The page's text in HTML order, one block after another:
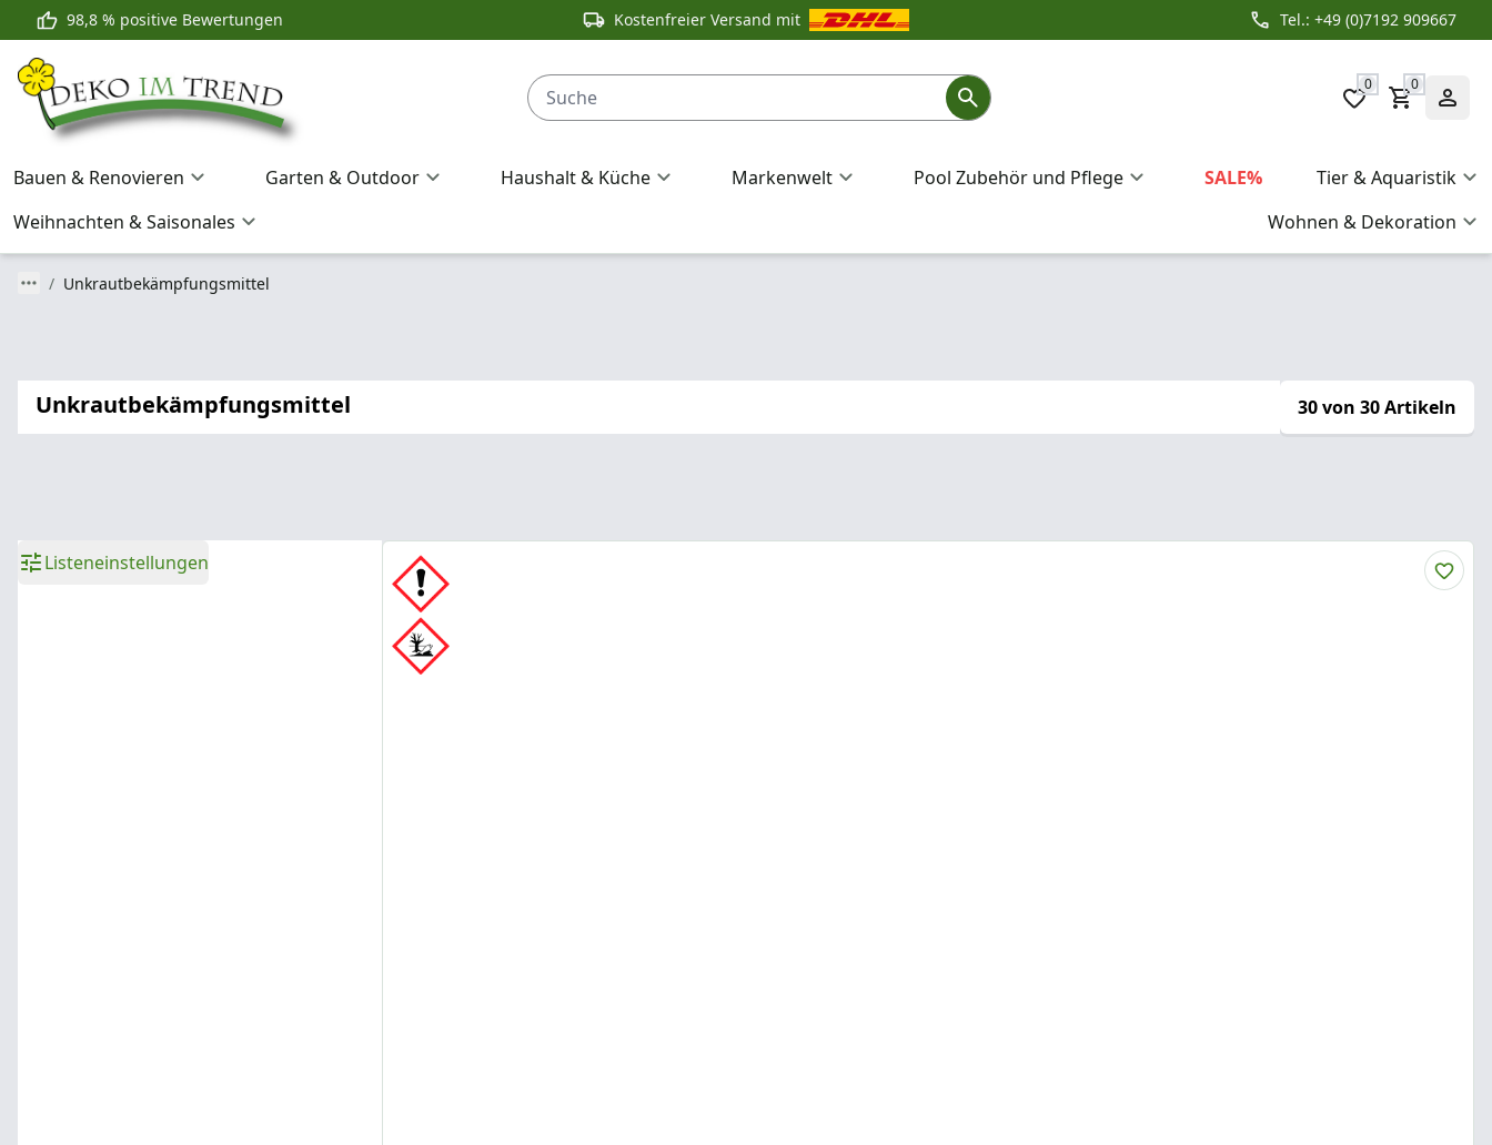
98,8 % positive Bewertungen Kostenfreier Versand mit Tel.: +49 (0)7192 909667
0 0
Bauen & Renovieren Garten & Outdoor Haushalt & Küche Markenwelt Pool Zubehör und Pflege SALE%
Tier & Aquaristik
Weihnachten & Saisonales
Wohnen & Dekoration
Unkrautbekämpfungsmittel
Unkrautbekämpfungsmittel 30 von 30 Artikeln
Listeneinstellungen